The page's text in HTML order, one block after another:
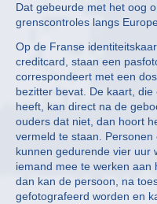
Dat gebeurde met het oog
grenscontroles langs
Op de Franse
creditcard, staan een
correspondeert met een
bezitter bevat. De kaart,
heeft, kan direct na de
ouders dat niet, dan hoort
vermeld te staan. Personen
kunnen gedurende vier uur
iemand mee te werken aan
dan kan de persoon, na
gefotografeerd worden en